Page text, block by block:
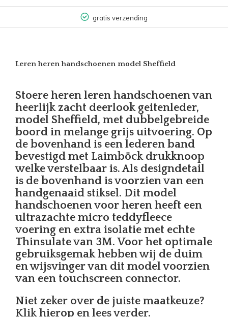
gratis verzending
Leren heren handschoenen model Sheffield
Stoere heren leren handschoenen van
heerlijk zacht deerlook geitenleder,
model Sheffield, met dubbelgebreide
boord in melange grijs uitvoering. Op
de bovenhand is een lederen band
bevestigd met Laimböck drukknoop
welke verstelbaar is. Als designdetail
is de bovenhand is voorzien van een
handgenaaid stiksel. Dit model
handschoenen voor heren heeft een
ultrazachte micro teddyfleece
voering en extra isolatie met echte
Thinsulate van 3M. Voor het optimale
gebruiksgemak hebben wij de duim
en wijsvinger van dit model voorzien
van een touchscreen connector.
Niet zeker over de juiste maatkeuze?
Klik hierop en lees verder.